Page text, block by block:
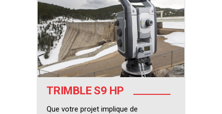
TRIMBLE S9 HP
Que votre projet implique de